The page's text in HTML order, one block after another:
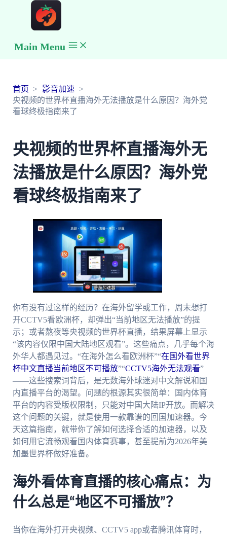
Main Menu
首页
影音加速
央视频的世界杯直播海外无法播放是什么原因？海外党
看球终极指南来了
央视频的世界杯直播海外无
法播放是什么原因？海外党
看球终极指南来了
你有没有过这样的经历？在海外留学或工作，周末想打
开CCTV5看欧洲杯，却弹出“当前地区无法播放”的提
示；或者熬夜等央视频的世界杯直播，结果屏幕上显示
“该内容仅限中国大陆地区观看”。这些痛点，几乎每个海
外华人都遇见过。“在海外怎么看欧洲杯”“在国外看世界
杯中文直播当前地区不可播放”“CCTV5海外无法观看”
——这些搜索词背后，是无数海外球迷对中文解说和国
内直播平台的渴望。问题的根源其实很简单：国内体育
平台的内容受版权限制，只能对中国大陆IP开放。而解决
这个问题的关键，就是使用一款靠谱的回国加速器。今
天这篇指南，就带你了解如何选择合适的加速器，以及
如何用它流畅观看国内体育赛事，甚至提前为2026年美
加墨世界杯做好准备。
海外看体育直播的核心痛点：为
什么总是“地区不可播放”？
当你在海外打开央视频、CCTV5 app或者腾讯体育时，